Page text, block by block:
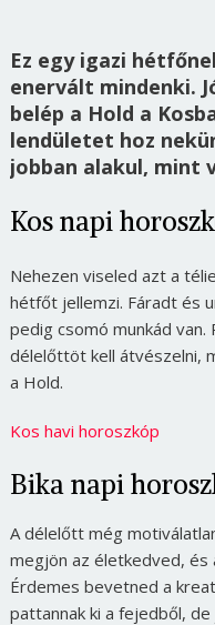
Ez egy igazi
enervált mindenki.
belép a Hold a
lendületet hoz
jobban alakul, mint
Kos napi
Nehezen viseled azt a
hétfőt jellemzi. Fáradt és
pedig csomó munkád van.
délelőttöt kell átvészelni,
a Hold.
Kos havi horoszkóp
Bika napi
A délelőtt még
megjön az életkedved, és
Érdemes bevetned a
pattannak ki a fejedből,